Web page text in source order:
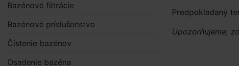
Predpokladaný
Upozorňujeme,
Bazénové filtrácie
Bazénové príslušenstvo
Čistenie bazénov
Osadenie bazéna